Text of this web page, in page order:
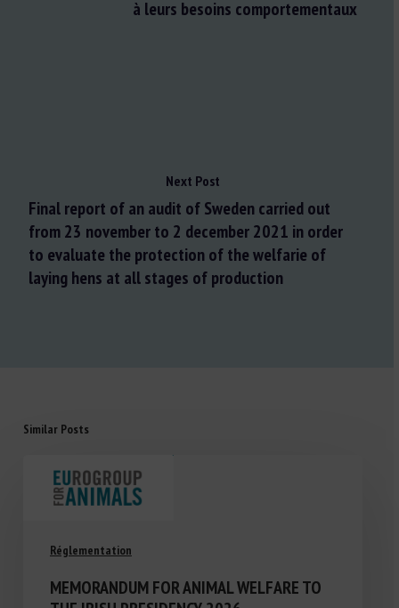
à leurs besoins comportementaux
Next Post
Final report of an audit of Sweden carried out
from 23 november to 2 december 2021 in order
to evaluate the protection of the welfarie of
laying hens at all stages of production
Similar Posts
Réglementation
MEMORANDUM FOR ANIMAL WELFARE TO